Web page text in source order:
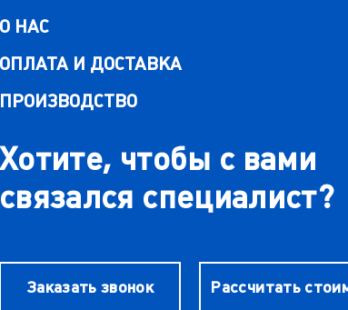
О НАС
ОПЛАТА И ДОСТАВКА
ПРОИЗВОДСТВО
Хотите, чтобы с вами
связался специалист?
Заказать звонок Рассчитать